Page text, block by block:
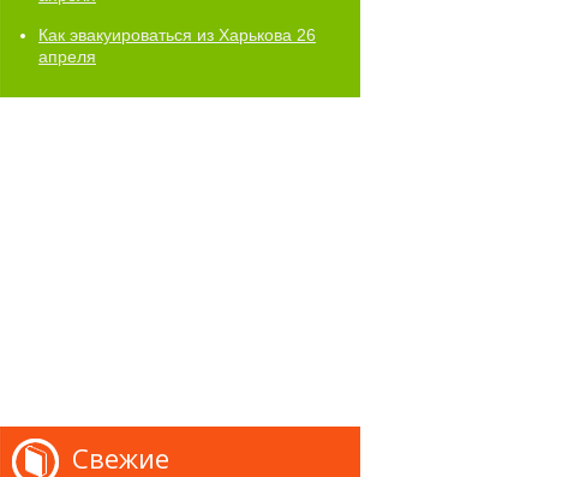
Как эвакуироваться из Харькова 26
апреля
Свежие